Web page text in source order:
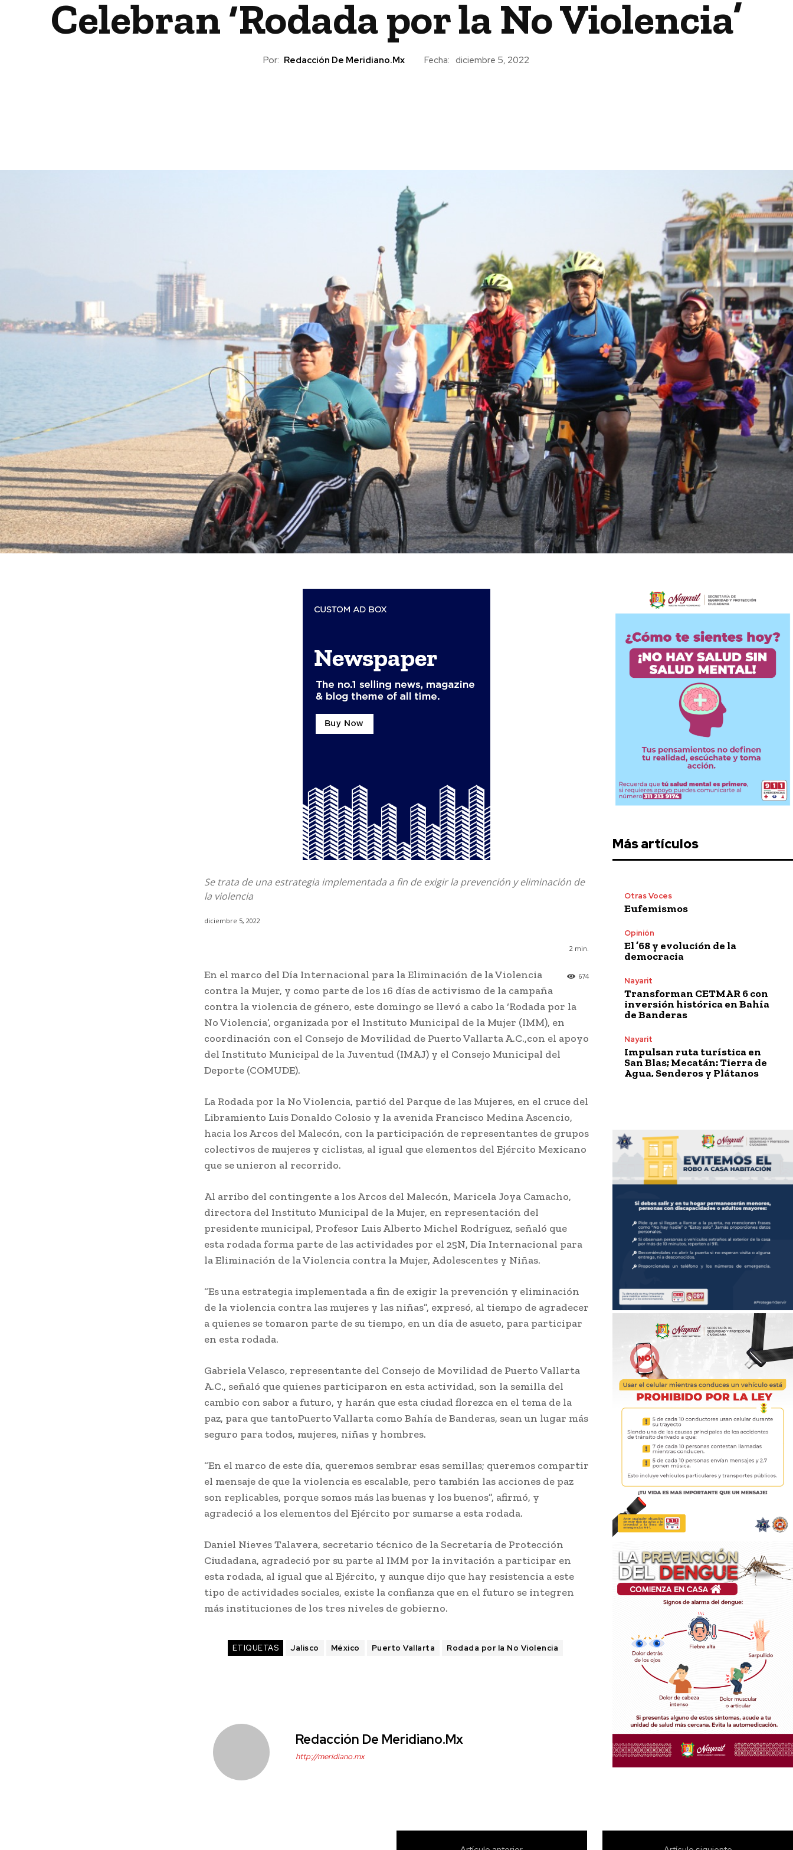
Celebran ‘Rodada por la No Violencia’
Por: Redacción De Meridiano.mx Fecha: diciembre 5, 2022
Se trata de una estrategia implementada a fin de exigir la prevención y eliminación de
la violencia
diciembre 5, 2022
2 min.
674
En el marco del Día Internacional para la Eliminación de la Violencia
contra la Mujer, y como parte de los 16 días de activismo de la campaña
contra la violencia de género, este domingo se llevó a cabo la ‘Rodada por la
No Violencia’, organizada por el Instituto Municipal de la Mujer (IMM), en
coordinación con el Consejo de Movilidad de Puerto Vallarta A.C.,con el apoyo
del Instituto Municipal de la Juventud (IMAJ) y el Consejo Municipal del
Deporte (COMUDE).
La Rodada por la No Violencia, partió del Parque de las Mujeres, en el cruce del
Libramiento Luis Donaldo Colosio y la avenida Francisco Medina Ascencio,
hacia los Arcos del Malecón, con la participación de representantes de grupos
colectivos de mujeres y ciclistas, al igual que elementos del Ejército Mexicano
que se unieron al recorrido.
Al arribo del contingente a los Arcos del Malecón, Maricela Joya Camacho,
directora del Instituto Municipal de la Mujer, en representación del
presidente municipal, Profesor Luis Alberto Michel Rodríguez, señaló que
esta rodada forma parte de las actividades por el 25N, Día Internacional para
la Eliminación de la Violencia contra la Mujer, Adolescentes y Niñas.
“Es una estrategia implementada a fin de exigir la prevención y eliminación
de la violencia contra las mujeres y las niñas”, expresó, al tiempo de agradecer
a quienes se tomaron parte de su tiempo, en un día de asueto, para participar
en esta rodada.
Gabriela Velasco, representante del Consejo de Movilidad de Puerto Vallarta
A.C., señaló que quienes participaron en esta actividad, son la semilla del
cambio con sabor a futuro, y harán que esta ciudad florezca en el tema de la
paz, para que tantoPuerto Vallarta como Bahía de Banderas, sean un lugar más
seguro para todos, mujeres, niñas y hombres.
“En el marco de este día, queremos sembrar esas semillas; queremos compartir
el mensaje de que la violencia es escalable, pero también las acciones de paz
son replicables, porque somos más las buenas y los buenos”, afirmó, y
agradeció a los elementos del Ejército por sumarse a esta rodada.
Daniel Nieves Talavera, secretario técnico de la Secretaría de Protección
Ciudadana, agradeció por su parte al IMM por la invitación a participar en
esta rodada, al igual que al Ejército, y aunque dijo que hay resistencia a este
tipo de actividades sociales, existe la confianza que en el futuro se integren
más instituciones de los tres niveles de gobierno.
ETIQUETAS Jalisco México Puerto Vallarta Rodada por la No Violencia
Redacción De Meridiano.mx
http://meridiano.mx
Más artículos
Otras Voces
Eufemismos
Opinión
El ’68 y evolución de la
democracia
Nayarit
Transforman CETMAR 6 con
inversión histórica en Bahía
de Banderas
Nayarit
Impulsan ruta turística en
San Blas; Mecatán: Tierra de
Agua, Senderos y Plátanos